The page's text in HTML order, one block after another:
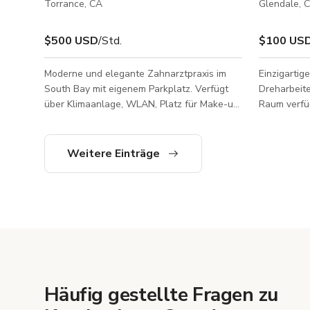
Torrance, CA
$500 USD/Std.
Moderne und elegante Zahnarztpraxis im
South Bay mit eigenem Parkplatz. Verfügt
über Klimaanlage, WLAN, Platz für Make-up
Catering. 2 separate Behandlungsräume, 3
wandverkleidete Zahnarztstühle,
Glendale,
$100
Raum
Weitere Einträge
Häufig gestellte Fragen zu